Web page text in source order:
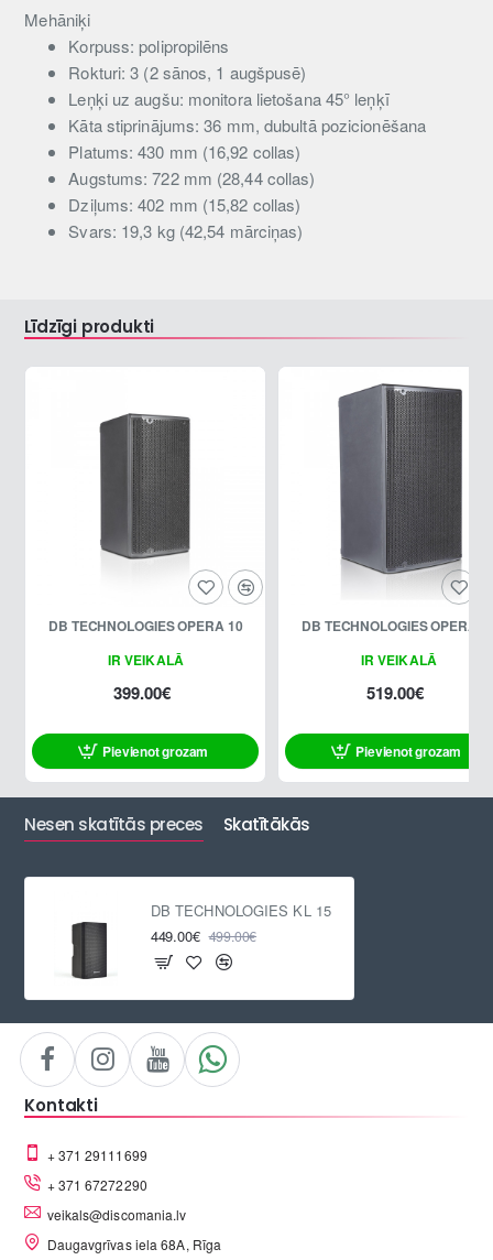
Mehāniķi
Korpuss: polipropilēns
Rokturi: 3 (2 sānos, 1 augšpusē)
Leņķi uz augšu: monitora lietošana 45° leņķī
Kāta stiprinājums: 36 mm, dubultā pozicionēšana
Platums: 430 mm (16,92 collas)
Augstums: 722 mm (28,44 collas)
Dziļums: 402 mm (15,82 collas)
Svars: 19,3 kg (42,54 mārciņas)
Līdzīgi produkti
IR VEIKALĀ
DB TECHNOLOGIES OPERA 10
399.00€
Pievienot grozam
IR VEIKALĀ
DB TECHNOLOGIES OPERA
519.00€
Pievienot grozam
Nesen skatītās preces Skatītākās
DB TECHNOLOGIES KL 15
449.00€ 499.00€
Kontakti
+ 371 29111699
+ 371 67272290
veikals@discomania.lv
Daugavgrīvas iela 68A, Rīga